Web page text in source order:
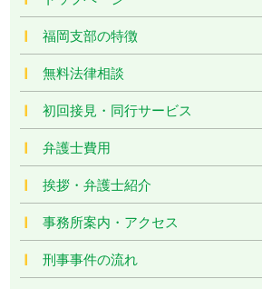
福岡支部の特徴
無料法律相談
初回接見・同行サービス
弁護士費用
挨拶・弁護士紹介
事務所案内・アクセス
刑事事件の流れ